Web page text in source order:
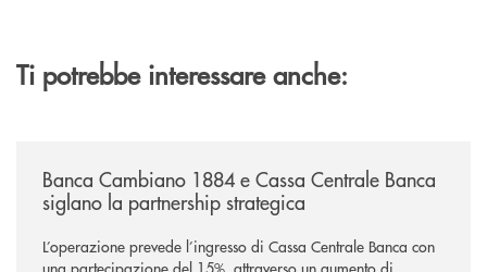
Ti potrebbe interessare anche:
Banca Cambiano 1884 e Cassa Centrale Banca
siglano la partnership strategica
L’operazione prevede l’ingresso di Cassa Centrale Banca con